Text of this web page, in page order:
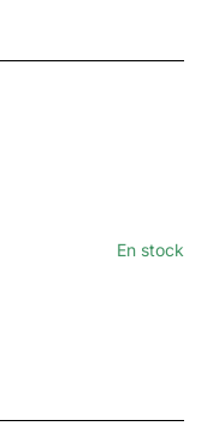
En stock